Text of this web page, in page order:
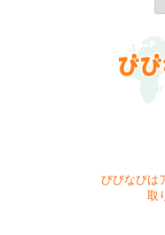
びびなびは
取